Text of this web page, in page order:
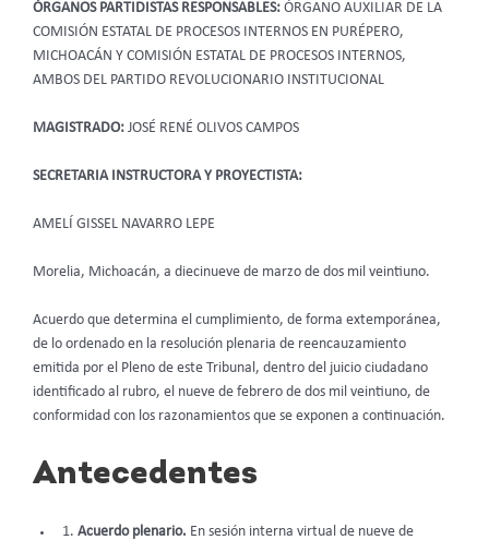
ÓRGANOS PARTIDISTAS RESPONSABLES: ÓRGANO AUXILIAR DE LA
COMISIÓN ESTATAL DE PROCESOS INTERNOS EN PURÉPERO,
MICHOACÁN Y COMISIÓN ESTATAL DE PROCESOS INTERNOS,
AMBOS DEL PARTIDO REVOLUCIONARIO INSTITUCIONAL
MAGISTRADO: JOSÉ RENÉ OLIVOS CAMPOS
SECRETARIA INSTRUCTORA Y PROYECTISTA:
AMELÍ GISSEL NAVARRO LEPE
Morelia, Michoacán, a diecinueve de marzo de dos mil veintiuno.
Acuerdo que determina el cumplimiento, de forma extemporánea,
de lo ordenado en la resolución plenaria de reencauzamiento
emitida por el Pleno de este Tribunal, dentro del juicio ciudadano
identificado al rubro, el nueve de febrero de dos mil veintiuno, de
conformidad con los razonamientos que se exponen a continuación.
Antecedentes
Acuerdo plenario. En sesión interna virtual de nueve de